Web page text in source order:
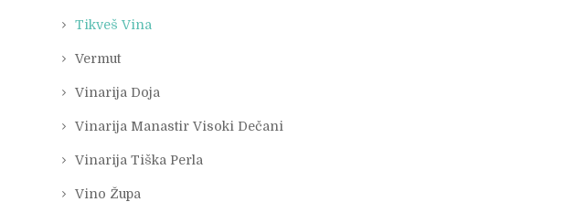
Tikveš Vina
Vermut
Vinarija Doja
Vinarija Manastir Visoki Dečani
Vinarija Tiška Perla
Vino Župa